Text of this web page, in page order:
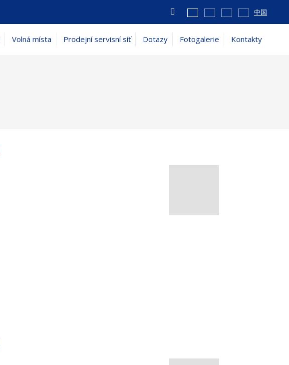
Vyhledávání 中国
Volná místa Prodejní servisní síť Dotazy Fotogalerie Kontakty